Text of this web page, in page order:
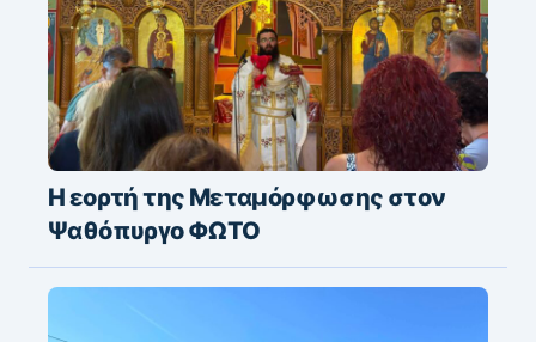
Η εορτή της Μεταμόρφωσης στον
Ψαθόπυργο ΦΩΤΟ